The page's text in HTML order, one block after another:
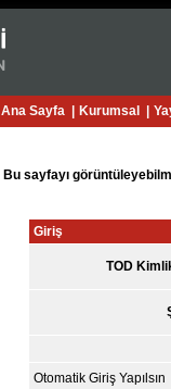
Ana Sayfa Kurumsal
Bu sayfayı
Giriş
TOD
Otomatik Giriş Yapılsın